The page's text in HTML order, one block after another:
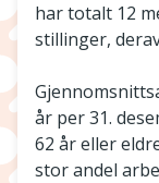
har totalt 12
stillinger,
år per 31.
62 år eller
stor andel